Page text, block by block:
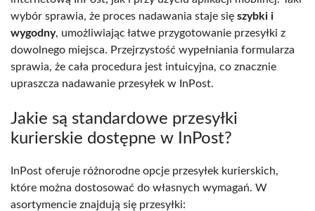
wybór sprawia, że proces nadawania staje się szybki i
wygodny, umożliwiając łatwe przygotowanie przesyłki z
dowolnego miejsca. Przejrzystość wypełniania formularza
sprawia, że cała procedura jest intuicyjna, co znacznie
upraszcza nadawanie przesyłek w InPost.
Jakie są standardowe przesyłki
kurierskie dostępne w InPost?
InPost oferuje różnorodne opcje przesyłek kurierskich,
które można dostosować do własnych wymagań. W
asortymencie znajdują się przesyłki: